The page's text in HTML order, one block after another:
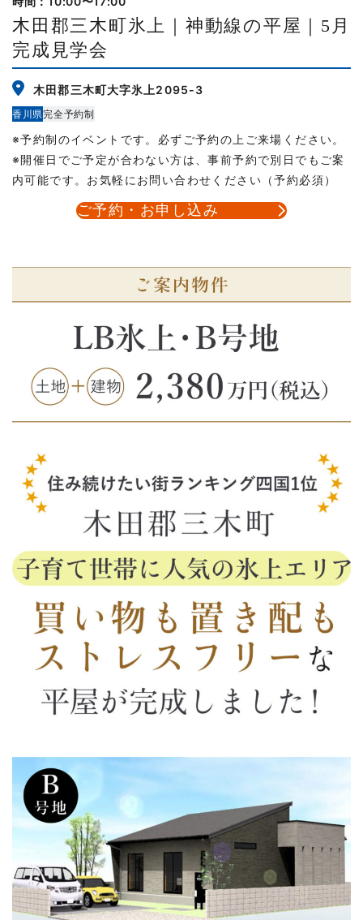
木田郡三木町氷上｜神動線の平屋｜5月
完成見学会
木田郡三木町大字氷上2095-3
香川県完全予約制
※予約制のイベントです。必ずご予約の上ご来場ください。
※開催日でご予定が合わない方は、事前予約で別日でもご案
内可能です。お気軽にお問い合わせください（予約必須）
ご予約・お申し込み